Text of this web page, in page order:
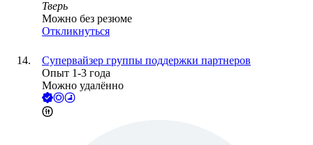
Тверь
Можно без резюме
Откликнуться
Супервайзер группы поддержки партнеров
Опыт 1-3 года
Можно удалённо